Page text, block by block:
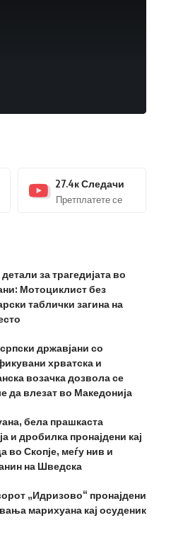
27.4кСледачи
Претплатете се
за трагедијата во
Мотоциклист без
таблички загина на
државјани со
хрватска и
возачка дозвола се
да влезат во Македонија
бела прашкаста
и дробилка пронајдени кај
во Скопје, меѓу нив и
на Шведска
„Идризово“ пронајдени
марихуана кај осуденик